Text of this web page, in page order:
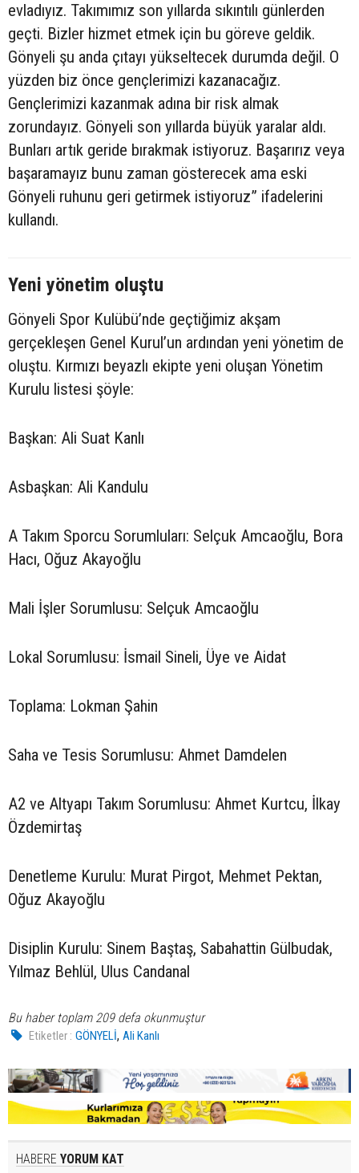
evladıyız. Takımımız son yıllarda sıkıntılı günlerden
geçti. Bizler hizmet etmek için bu göreve geldik.
Gönyeli şu anda çıtayı yükseltecek durumda değil. O
yüzden biz önce gençlerimizi kazanacağız.
Gençlerimizi kazanmak adına bir risk almak
zorundayız. Gönyeli son yıllarda büyük yaralar aldı.
Bunları artık geride bırakmak istiyoruz. Başarırız veya
başaramayız bunu zaman gösterecek ama eski
Gönyeli ruhunu geri getirmek istiyoruz” ifadelerini
kullandı.
Yeni yönetim oluştu
Gönyeli Spor Kulübü’nde geçtiğimiz akşam
gerçekleşen Genel Kurul’un ardından yeni yönetim de
oluştu. Kırmızı beyazlı ekipte yeni oluşan Yönetim
Kurulu listesi şöyle:
Başkan: Ali Suat Kanlı
Asbaşkan: Ali Kandulu
A Takım Sporcu Sorumluları: Selçuk Amcaoğlu, Bora
Hacı, Oğuz Akayoğlu
Mali İşler Sorumlusu: Selçuk Amcaoğlu
Lokal Sorumlusu: İsmail Sineli, Üye ve Aidat
Toplama: Lokman Şahin
Saha ve Tesis Sorumlusu: Ahmet Damdelen
A2 ve Altyapı Takım Sorumlusu: Ahmet Kurtcu, İlkay
Özdemirtaş
Denetleme Kurulu: Murat Pirgot, Mehmet Pektan,
Oğuz Akayoğlu
Disiplin Kurulu: Sinem Baştaş, Sabahattin Gülbudak,
Yılmaz Behlül, Ulus Candanal
Bu haber toplam 209 defa okunmuştur
Etiketler : GÖNYELİ,Ali Kanlı
HABERE YORUM KAT